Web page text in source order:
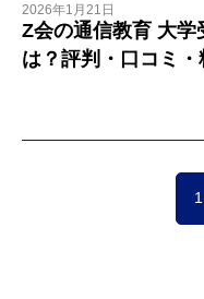
2026年1月21日
Z会の通信教育 大学
は？評判・口コミ
1